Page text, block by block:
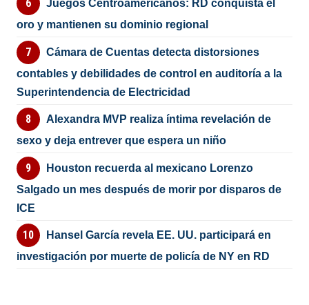
Juegos Centroamericanos: RD conquista el
oro y mantienen su dominio regional
Cámara de Cuentas detecta distorsiones
contables y debilidades de control en auditoría a la
Superintendencia de Electricidad
Alexandra MVP realiza íntima revelación de
sexo y deja entrever que espera un niño
Houston recuerda al mexicano Lorenzo
Salgado un mes después de morir por disparos de
ICE
Hansel García revela EE. UU. participará en
investigación por muerte de policía de NY en RD